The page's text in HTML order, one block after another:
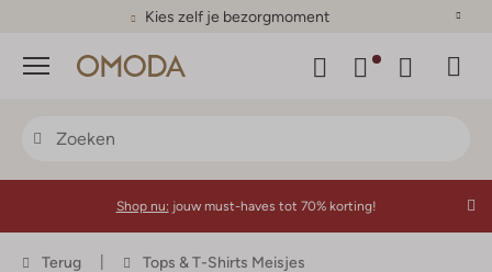
Kies zelf je bezorgmoment
Menu
Shop nu: jouw must-haves tot 70% korting!
Terug Tops & T-Shirts Meisjes